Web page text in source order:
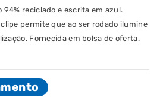
reciclado e escrita em azul.
permite que ao ser rodado ilumine
Fornecida em bolsa de oferta.